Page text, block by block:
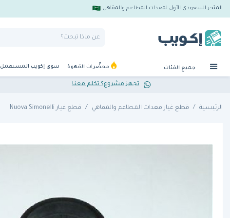
المتجر السعودي الأول لمعدات المطاعم والمقاهي
جميع الفئات محضِّرات القهوة سوق إكويب المستعمل
تجهز مشروع؟ تكلم معنا
الرئيسية قطع غيار معدات المطاعم والمقاهي قطع غيار Nuova Simonelli